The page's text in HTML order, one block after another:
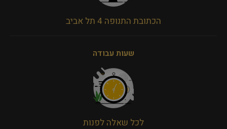
הכתובת התנופה 4 תל אביב
שעות עבודה
לכל שאלה לפנות